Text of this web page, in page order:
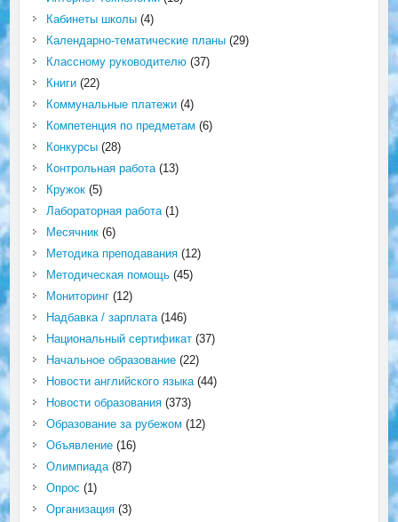
Кабинеты школы(4)
Календарно-тематические планы(29)
Классному руководителю(37)
Книги(22)
Коммунальные платежи(4)
Компетенция по предметам (6)
Конкурсы(28)
Контрольная работа(13)
Кружок(5)
Лабораторная работа(1)
Месячник(6)
Методика преподавания(12)
Методическая помощь(45)
Мониторинг(12)
Надбавка / зарплата(146)
Национальный сертификат(37)
Начальное образование(22)
Новости английского языка(44)
Новости образования(373)
Образование за рубежом (12)
Объявление(16)
Олимпиада(87)
Опрос (1)
Организация(3)